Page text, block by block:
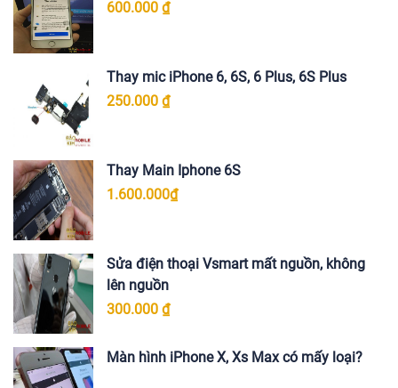
600.000 ₫
Thay mic iPhone 6, 6S, 6 Plus, 6S Plus
250.000 ₫
Thay Main Iphone 6S
1.600.000₫
Sửa điện thoại Vsmart mất nguồn, không
lên nguồn
300.000 ₫
Màn hình iPhone X, Xs Max có mấy loại?